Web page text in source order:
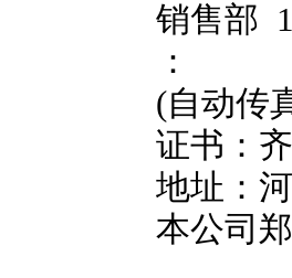
销售部
：
(自动传
证书：
地址：
本公司